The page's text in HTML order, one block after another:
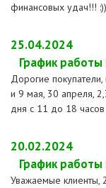
финансовых удач!!!
25.04.2024
График работы
Дорогие
и 9 мая, 30 апреля,
дня с 11 до 18
20.02.2024
График работы
Уважаемые клиенты,